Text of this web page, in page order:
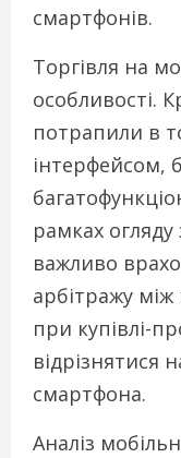
смартфонів.
Торгівля на
особливості.
потрапили в
інтерфейсом,
рамках огляду
важливо
арбітражу
при купівлі-
відрізнятися
смартфона.
Аналіз